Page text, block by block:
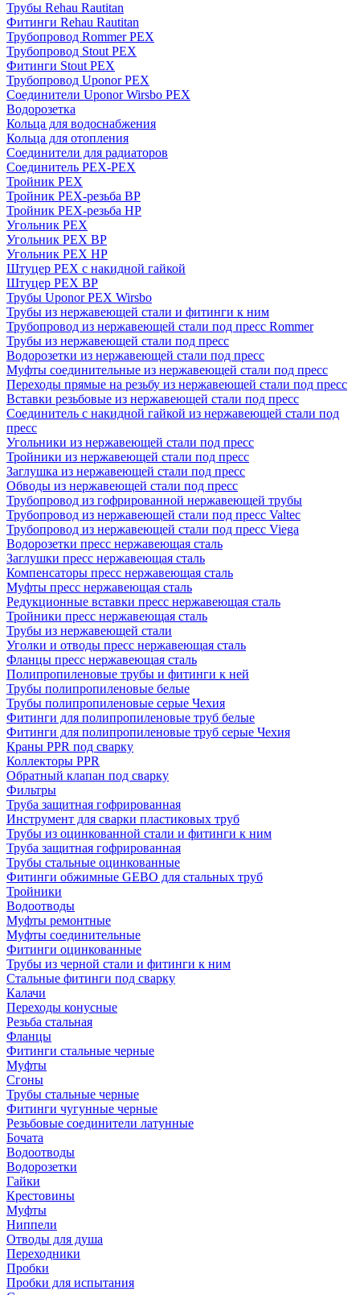
Трубы Rehau Rautitan
Фитинги Rehau Rautitan
Трубопровод Rommer PEX
Трубопровод Stout PEX
Фитинги Stout PEX
Трубопровод Uponor PEX
Соединители Uponor Wirsbo PEX
Водорозетка
Кольца для водоснабжения
Кольца для отопления
Соединители для радиаторов
Соединитель PEX-PEX
Тройник PEX
Тройник PEX-резьба ВР
Тройник PEX-резьба НР
Угольник PEX
Угольник PEX ВР
Угольник PEX НР
Штуцер PEX c накидной гайкой
Штуцер PEX ВР
Трубы Uponor PEX Wirsbo
Трубы из нержавеющей стали и фитинги к ним
Трубопровод из нержавеющей стали под пресс Rommer
Трубы из нержавеющей стали под пресс
Водорозетки из нержавеющей стали под пресс
Муфты соединительные из нержавеющей стали под пресс
Переходы прямые на резьбу из нержавеющей стали под пресс
Вставки резьбовые из нержавеющей стали под пресс
Соединитель с накидной гайкой из нержавеющей стали под
пресс
Угольники из нержавеющей стали под пресс
Тройники из нержавеющей стали под пресс
Заглушка из нержавеющей стали под пресс
Обводы из нержавеющей стали под пресс
Трубопровод из гофрированной нержавеющей трубы
Трубопровод из нержавеющей стали под пресс Valtec
Трубопровод из нержавеющей стали под пресс Viega
Водорозетки пресс нержавеющая сталь
Заглушки пресс нержавеющая сталь
Компенсаторы пресс нержавеющая сталь
Муфты пресс нержавеющая сталь
Редукционные вставки пресс нержавеющая сталь
Тройники пресс нержавеющая сталь
Трубы из нержавеющей стали
Уголки и отводы пресс нержавеющая сталь
Фланцы пресс нержавеющая сталь
Полипропиленовые трубы и фитинги к ней
Трубы полипропиленовые белые
Трубы полипропиленовые серые Чехия
Фитинги для полипропиленовые труб белые
Фитинги для полипропиленовые труб серые Чехия
Краны PPR под сварку
Коллекторы PPR
Обратный клапан под сварку
Фильтры
Труба защитная гофрированная
Инструмент для сварки пластиковых труб
Трубы из оцинкованной стали и фитинги к ним
Труба защитная гофрированная
Трубы стальные оцинкованные
Фитинги обжимные GEBO для стальных труб
Тройники
Водоотводы
Муфты ремонтные
Муфты соединительные
Фитинги оцинкованные
Трубы из черной стали и фитинги к ним
Стальные фитинги под сварку
Калачи
Переходы конусные
Резьба стальная
Фланцы
Фитинги стальные черные
Муфты
Сгоны
Трубы стальные черные
Фитинги чугунные черные
Резьбовые соединители латунные
Бочата
Водоотводы
Водорозетки
Гайки
Крестовины
Муфты
Ниппели
Отводы для душа
Переходники
Пробки
Пробки для испытания